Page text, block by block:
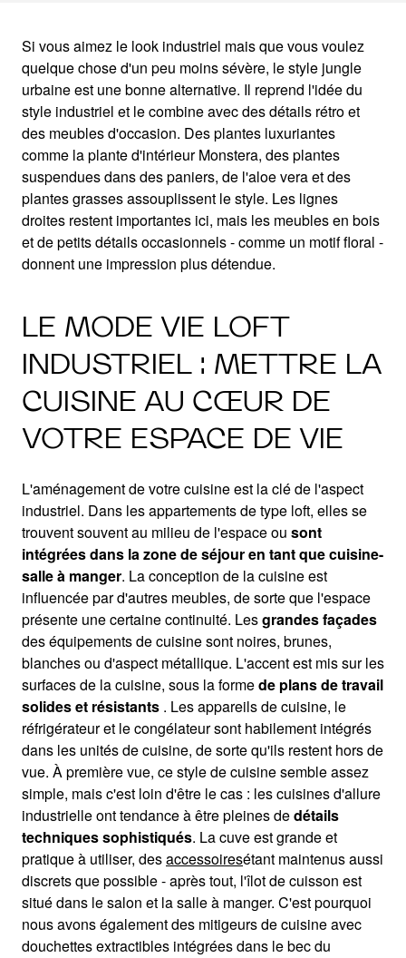
Si vous aimez le look industriel mais que vous voulez
quelque chose d'un peu moins sévère, le style jungle
urbaine est une bonne alternative. Il reprend l'idée du
style industriel et le combine avec des détails rétro et
des meubles d'occasion. Des plantes luxuriantes
comme la plante d'intérieur Monstera, des plantes
suspendues dans des paniers, de l'aloe vera et des
plantes grasses assouplissent le style. Les lignes
droites restent importantes ici, mais les meubles en bois
et de petits détails occasionnels - comme un motif floral -
donnent une impression plus détendue.
LE MODE VIE LOFT
INDUSTRIEL : METTRE LA
CUISINE AU CŒUR DE
VOTRE ESPACE DE VIE
L'aménagement de votre cuisine est la clé de l'aspect
industriel. Dans les appartements de type loft, elles se
trouvent souvent au milieu de l'espace ou sont
intégrées dans la zone de séjour en tant que cuisine-
salle à manger. La conception de la cuisine est
influencée par d'autres meubles, de sorte que l'espace
présente une certaine continuité. Lesgrandes façades
des équipements de cuisine sont noires, brunes,
blanches ou d'aspect métallique. L'accent est mis sur les
surfaces de la cuisine, sous la formede plans de travail
solides et résistants . Les appareils de cuisine, le
réfrigérateur et le congélateur sont habilement intégrés
dans les unités de cuisine, de sorte qu'ils restent hors de
vue. À première vue, ce style de cuisine semble assez
simple, mais c'est loin d'être le cas : les cuisines d'allure
industrielle ont tendance à être pleines dedétails
techniques sophistiqués. La cuve est grande et
pratique à utiliser, desaccessoiresétant maintenus aussi
discrets que possible - après tout, l'îlot de cuisson est
situé dans le salon et la salle à manger. C'est pourquoi
nous avons également des mitigeurs de cuisine avec
douchettes extractibles intégrées dans le bec du